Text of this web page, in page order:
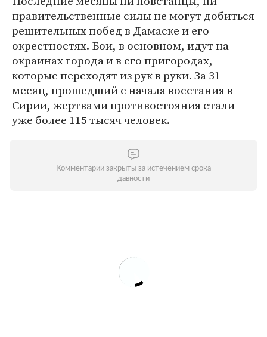
правительственные силы не могут добиться
решительных побед в Дамаске и его
окрестностях. Бои, в основном, идут на
окраинах города и в его пригородах,
которые переходят из рук в руки. За 31
месяц, прошедший с начала восстания в
Сирии, жертвами противостояния стали
уже более 115 тысяч человек.
Комментарии закрыты за истечением срока
давности